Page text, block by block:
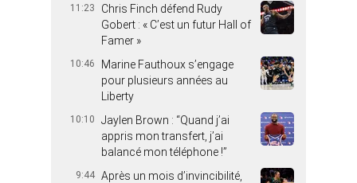
11:23
Chris Finch défend Rudy
Gobert : « C’est un futur Hall of
Famer »
10:46
Marine Fauthoux s’engage
pour plusieurs années au
Liberty
10:10
Jaylen Brown : “Quand j’ai
appris mon transfert, j’ai
balancé mon téléphone !”
9:44 Après un mois d’invincibilité,